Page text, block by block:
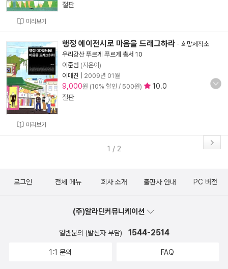
미리보기
절판
미리보기
행정 에이전시로 마음을 드래그하라 - 희망제작소
우리강산 푸르게 푸르게 총서 10
이준범 (지은이)
이매진
2009년 01월
9,000원 (10% 할인 / 500원)
10.0
절판
1 / 2
로그인 전체 메뉴 회사 소개 출판사 안내 PC 버전
(주)알라딘커뮤니케이션
일반문의 (발신자 부담) 1544-2514
1:1 문의 FAQ